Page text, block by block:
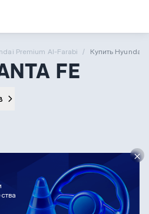
Premium Al-Farabi Купить Hyundai
FE